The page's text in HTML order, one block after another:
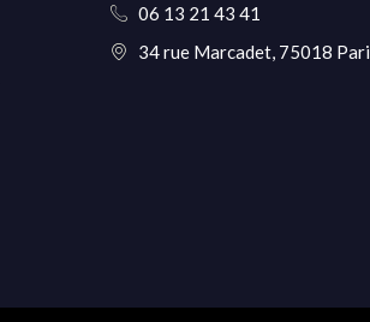
06 13 21 43 41
34 rue Marcadet, 75018